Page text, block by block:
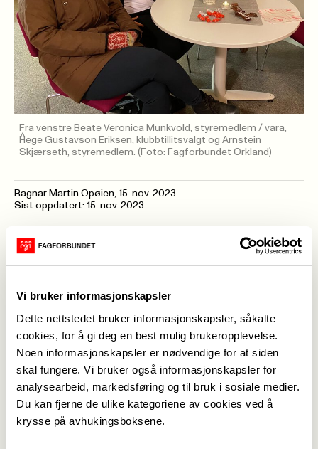
Vi bruker informasjonskapsler
Dette nettstedet bruker informasjonskapsler, såkalte
cookies, for å gi deg en best mulig brukeropplevelse.
Noen informasjonskapsler er nødvendige for at siden
skal fungere. Vi bruker også informasjonskapsler for
analysearbeid, markedsføring og til bruk i sosiale medier.
Du kan fjerne de ulike kategoriene av cookies ved å
krysse på avhukingsboksene.
Fra venstre Beate Veronica Munkvold, styremedlem / vara,
Hege Gustavson Eriksen, klubbtillitsvalgt og Arnstein
Skjærseth, styremedlem. (Foto: Fagforbundet Orkland)
Ragnar Martin Opøien, 15. nov. 2023
Sist oppdatert: 15. nov. 2023
Tirsdag 14. november så var det innkalt til
klubbmøte ved Grøtte skole. Leder i Fagforbundet
for sine medlemmer. Så ble det informert om
klubbstrukturen og klubbtillitsvalgt opplæringen.
Klubbleder Nina Olsen informert om hva som rører
seg innenfor skole sektoren, litt om tariffmakt og
medlemsutvikling.
Det ble gjennomført valg av klubbtillitsvalgt og